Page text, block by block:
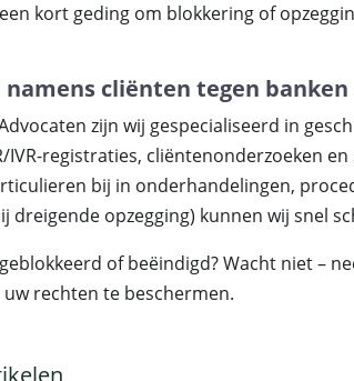
kort geding om blokkering of
cliënten tegen banken
zijn wij gespecialiseerd in
IVR-registraties, cliëntenonderzoeken
bij in onderhandelingen,
dreigende opzegging) kunnen wij snel
of beëindigd? Wacht niet –
rechten te beschermen.